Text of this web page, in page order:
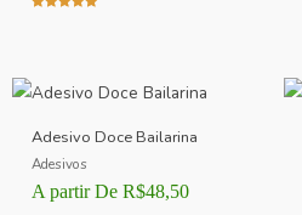
Adesivo Doce Bailarina
Adesivos
A partir De R$48,50